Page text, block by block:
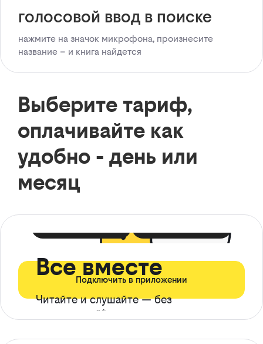
голосовой ввод в поиске
нажмите на значок микрофона, произнесите
название – и книга найдется
Выберите тариф,
оплачивайте как
удобно - день или
месяц
Все вместе
Читайте и слушайте — без
ограничений*
Подключить в приложении